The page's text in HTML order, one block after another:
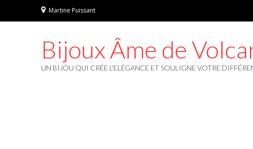
Martine Puissant
Bijoux Âme de
UN BIJOU QUI CRÉE L'ELÉGANCE ET SOULIGNE VOTRE